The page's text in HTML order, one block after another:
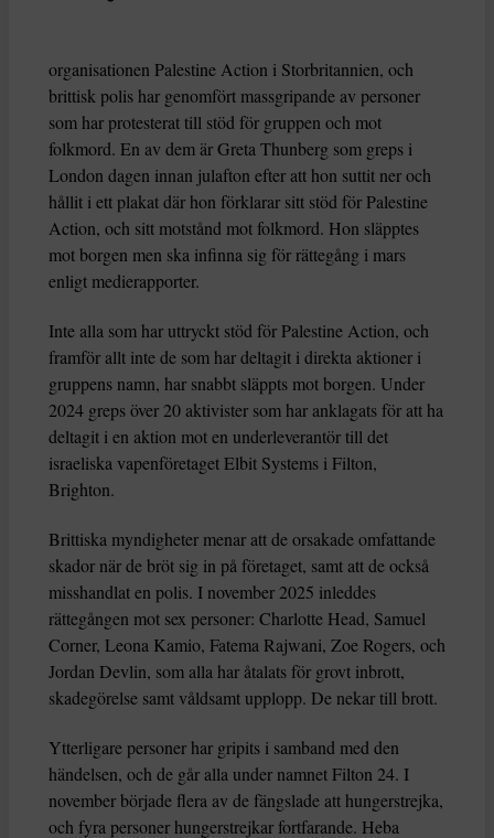
organisationen Palestine Action i Storbritannien, och
brittisk polis har genomfört massgripande av personer
som har protesterat till stöd för gruppen och mot
folkmord. En av dem är Greta Thunberg som greps i
London dagen innan julafton efter att hon suttit ner och
hållit i ett plakat där hon förklarar sitt stöd för Palestine
Action, och sitt motstånd mot folkmord. Hon släpptes
mot borgen men ska infinna sig för rättegång i mars
enligt medierapporter.
Inte alla som har uttryckt stöd för Palestine Action, och
framför allt inte de som har deltagit i direkta aktioner i
gruppens namn, har snabbt släppts mot borgen. Under
2024 greps över 20 aktivister som har anklagats för att ha
deltagit i en aktion mot en underleverantör till det
israeliska vapenföretaget Elbit Systems i Filton,
Brighton.
Brittiska myndigheter menar att de orsakade omfattande
skador när de bröt sig in på företaget, samt att de också
misshandlat en polis. I november 2025 inleddes
rättegången mot sex personer: Charlotte Head, Samuel
Corner, Leona Kamio, Fatema Rajwani, Zoe Rogers, och
Jordan Devlin, som alla har åtalats för grovt inbrott,
skadegörelse samt våldsamt upplopp. De nekar till brott.
Ytterligare personer har gripits i samband med den
händelsen, och de går alla under namnet Filton 24. I
november började flera av de fängslade att hungerstrejka,
och fyra personer hungerstrejkar fortfarande. Heba